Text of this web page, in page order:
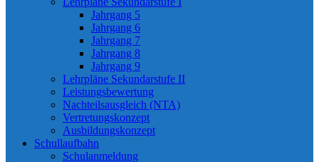
Jahrgang 5
Jahrgang 6
Jahrgang 7
Jahrgang 8
Jahrgang 9
Lehrpläne Sekundarstufe II
Leistungsbewertung
Nachteilsausgleich (NTA)
Vertretungskonzept
Ausbildungskonzept
Schullaufbahn
Schulanmeldung